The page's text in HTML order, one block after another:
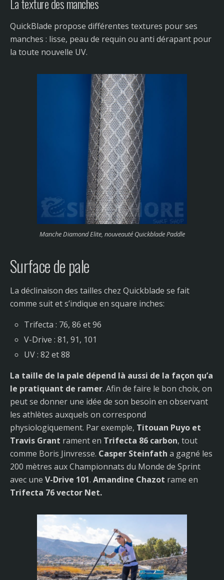
QuickBlade propose différentes textures pour ses
manches : lisse, peau de requin ou anti dérapant pour
la toute nouvelle UV.
Manche Diamond Elite, nouveauté Quickblade Paddle
Surface de pale
La déclinaison des tailles chez Quickblade se fait
comme suit et s’indique en square inches:
Trifecta : 76, 86 et 96
V-Drive : 81, 91, 101
UV : 82 et 88
La taille de la pale dépend là aussi de la façon qu’a
le pratiquant de ramer. Afin de faire le bon choix, on
peut se donner une idée de son besoin en observant
les athlètes auxquels on correspond
physiologiquement. Par exemple, Titouan Puyo et
Travis Grant rament en Trifecta 86 carbon, tout
comme Boris Jinvresse. Casper Steinfath a gagné les
200 mètres aux Championnats du Monde de Sprint
avec une V-Drive 101. Amandine Chazot rame en
Trifecta 76 vector Net.